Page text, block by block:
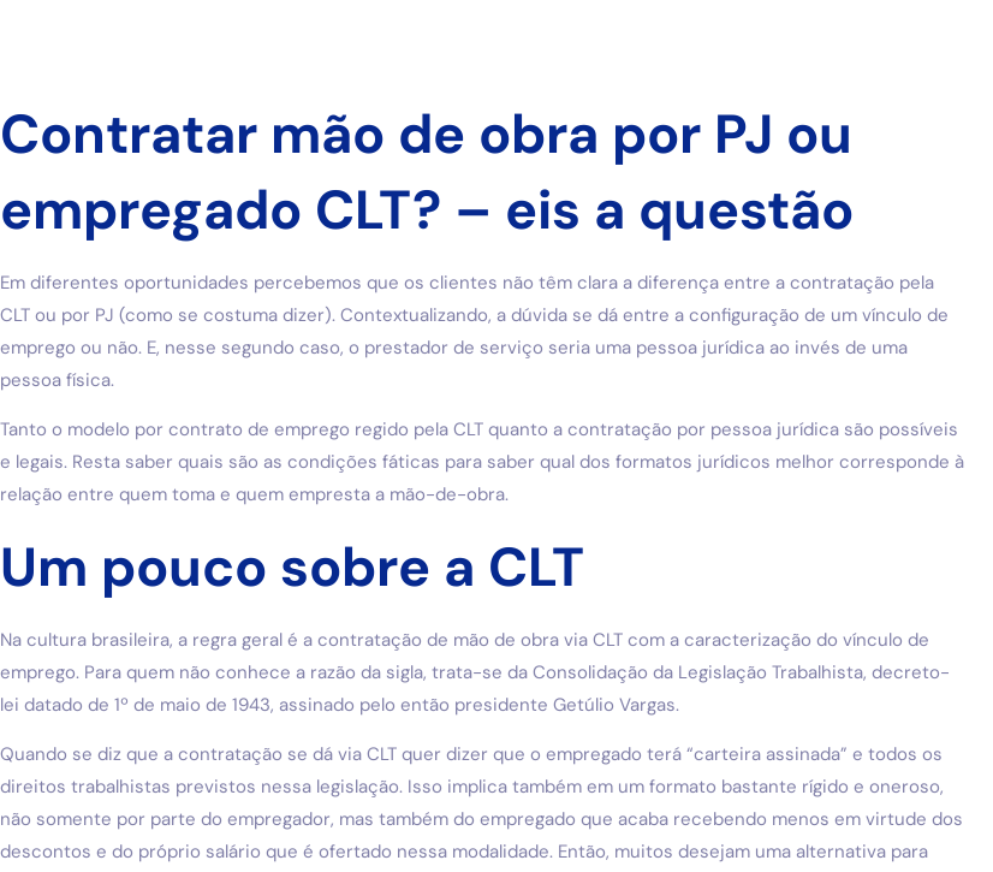
Contratar mão de obra por PJ ou
empregado CLT? – eis a questão
Em diferentes oportunidades percebemos que os clientes não têm clara a diferença entre a contratação pela
CLT ou por PJ (como se costuma dizer). Contextualizando, a dúvida se dá entre a configuração de um vínculo de
emprego ou não. E, nesse segundo caso, o prestador de serviço seria uma pessoa jurídica ao invés de uma
pessoa física.
Tanto o modelo por contrato de emprego regido pela CLT quanto a contratação por pessoa jurídica são possíveis
e legais. Resta saber quais são as condições fáticas para saber qual dos formatos jurídicos melhor corresponde à
relação entre quem toma e quem empresta a mão-de-obra.
Um pouco sobre a CLT
Na cultura brasileira, a regra geral é a contratação de mão de obra via CLT com a caracterização do vínculo de
emprego. Para quem não conhece a razão da sigla, trata-se da Consolidação da Legislação Trabalhista, decreto-
lei datado de 1º de maio de 1943, assinado pelo então presidente Getúlio Vargas.
Quando se diz que a contratação se dá via CLT quer dizer que o empregado terá “carteira assinada” e todos os
direitos trabalhistas previstos nessa legislação. Isso implica também em um formato bastante rígido e oneroso,
não somente por parte do empregador, mas também do empregado que acaba recebendo menos em virtude dos
descontos e do próprio salário que é ofertado nessa modalidade. Então, muitos desejam uma alternativa para